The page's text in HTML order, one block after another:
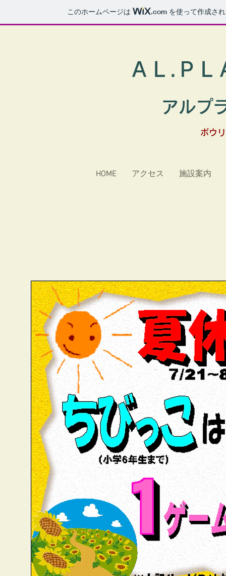
このホームページは .com を使って作成さ
ＡＬ.ＰＬ
アルプ
ボウ
HOME アクセス 施設案内